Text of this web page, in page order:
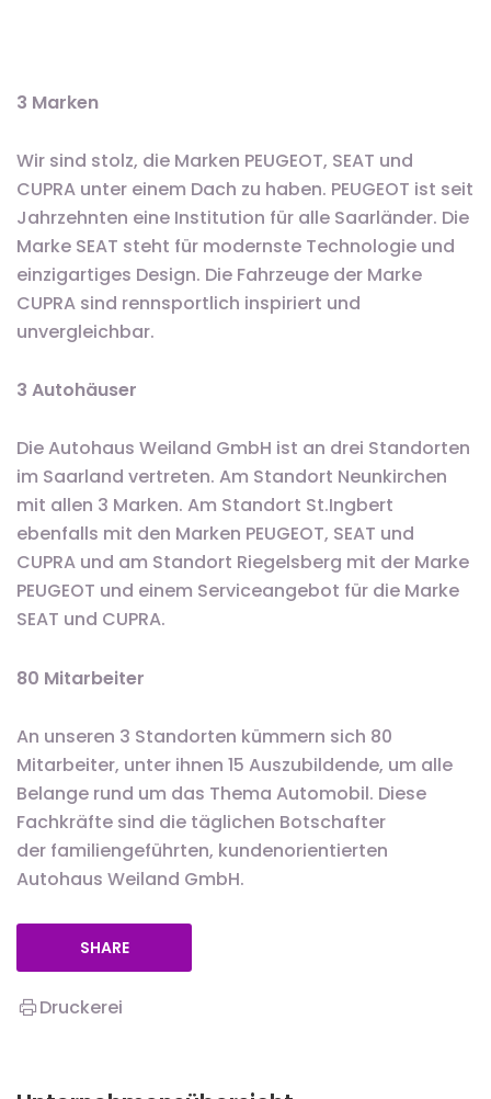
3 Marken
Wir sind stolz, die Marken PEUGEOT, SEAT und
CUPRA unter einem Dach zu haben. PEUGEOT ist seit
Jahrzehnten eine Institution für alle Saarländer. Die
Marke SEAT steht für modernste Technologie und
einzigartiges Design. Die Fahrzeuge der Marke
CUPRA sind rennsportlich inspiriert und
unvergleichbar.
3 Autohäuser
Die Autohaus Weiland GmbH ist an drei Standorten
im Saarland vertreten. Am Standort Neunkirchen
mit allen 3 Marken. Am Standort St.Ingbert
ebenfalls mit den Marken PEUGEOT, SEAT und
CUPRA und am Standort Riegelsberg mit der Marke
PEUGEOT und einem Serviceangebot für die Marke
SEAT und CUPRA.
80 Mitarbeiter
An unseren 3 Standorten kümmern sich 80
Mitarbeiter, unter ihnen 15 Auszubildende, um alle
Belange rund um das Thema Automobil. Diese
Fachkräfte sind die täglichen Botschafter
der familiengeführten, kundenorientierten
Autohaus Weiland GmbH.
SHARE
Druckerei